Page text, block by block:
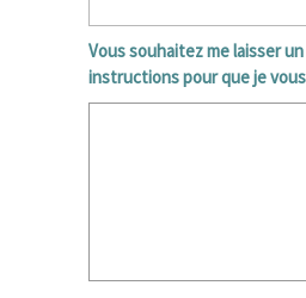
Vous souhaitez me laisser
instructions pour que je